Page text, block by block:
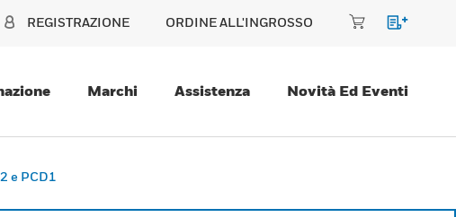
REGISTRAZIONE ORDINE ALL'INGROSSO
Marchi Assistenza Novità Ed Eventi
e PCD1